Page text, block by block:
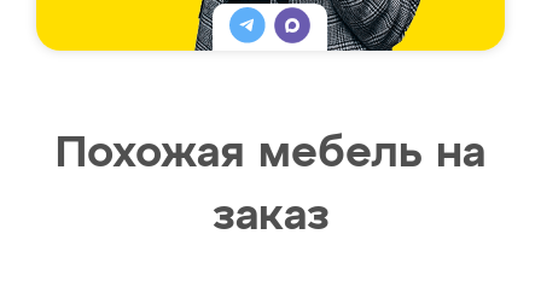
Похожая мебель на
заказ